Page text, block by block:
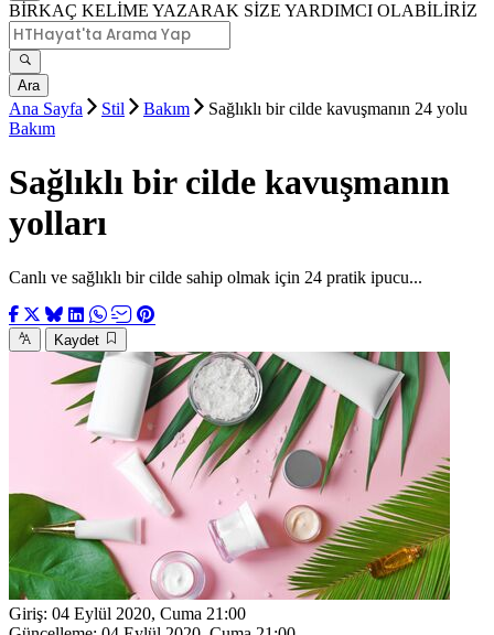
BİRKAÇ KELİME YAZARAK SİZE YARDIMCI OLABİLİRİZ
Ara
Ana Sayfa Stil Bakım
Sağlıklı bir cilde kavuşmanın 24 yolu
Bakım
Sağlıklı bir cilde kavuşmanın
yolları
Canlı ve sağlıklı bir cilde sahip olmak için 24 pratik ipucu...
Kaydet
Giriş: 04 Eylül 2020, Cuma 21:00